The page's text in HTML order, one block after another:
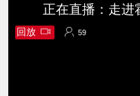
回放 59